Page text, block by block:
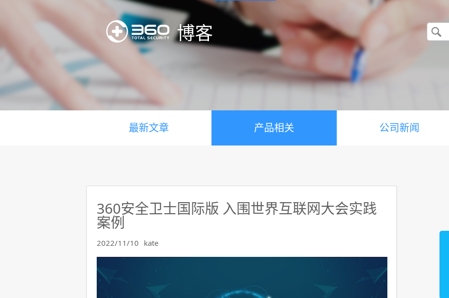
博客
最新文章 产品相关 公司新闻
360安全卫士国际版 入围世界互联网大会实践
案例
2022/11/10 kate